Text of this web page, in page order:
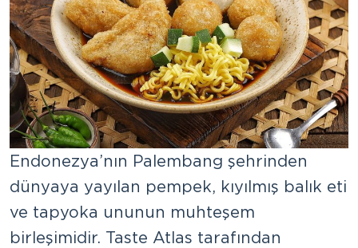
Endonezya’nın Palembang şehrinden
dünyaya yayılan pempek, kıyılmış balık eti
ve tapyoka ununun muhteşem
birleşimidir. Taste Atlas tarafından